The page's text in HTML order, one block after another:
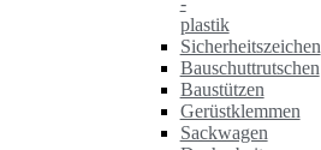
plastik
Sicherheitszeichen
Bauschuttrutschen
Baustützen
Gerüstklemmen
Sackwagen